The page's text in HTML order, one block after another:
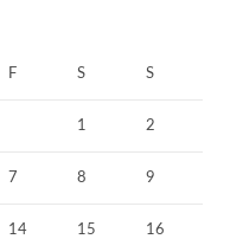
F S S
1 2
7 8 9
14 15 16